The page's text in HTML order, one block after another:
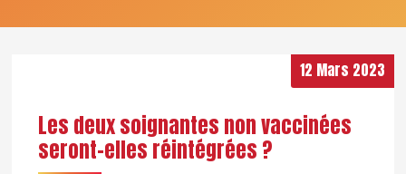
12 Mars 2023
Les deux soignantes non vaccinées
seront-elles réintégrées ?